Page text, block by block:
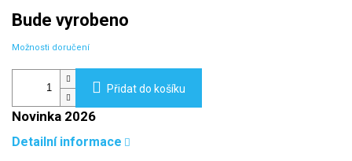
Měrná
cena:
Bude vyrobeno
Možnosti doručení
Přidat do košíku
Novinka 2026
Detailní informace